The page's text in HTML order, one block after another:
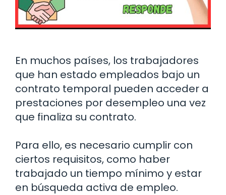
En muchos países, los trabajadores
que han estado empleados bajo un
contrato temporal pueden acceder a
prestaciones por desempleo una vez
que finaliza su contrato.
Para ello, es necesario cumplir con
ciertos requisitos, como haber
trabajado un tiempo mínimo y estar
en búsqueda activa de empleo.